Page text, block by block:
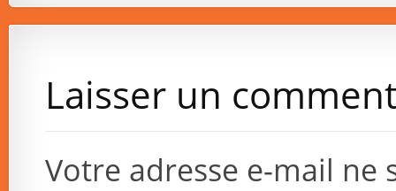
Laisser un
Votre adresse e-mail ne